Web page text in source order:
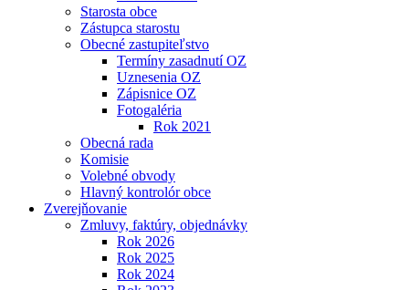
Starosta obce
Zástupca starostu
Obecné zastupiteľstvo
Termíny zasadnutí OZ
Uznesenia OZ
Zápisnice OZ
Fotogaléria
Rok 2021
Obecná rada
Komisie
Volebné obvody
Hlavný kontrolór obce
Zverejňovanie
Zmluvy, faktúry, objednávky
Rok 2026
Rok 2025
Rok 2024